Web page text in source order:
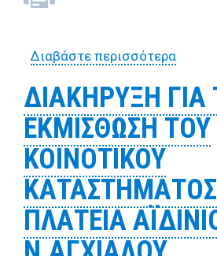
Διαβάστε περισσότεραγια
ΔΙΑΚΗΡΥΞΗ ΓΙΑ
ΕΚΜΙΣΘΩΣΗ ΤΟΥ
ΚΟΙΝΟΤΙΚΟΥ
ΠΛΑΤΕΙΑ